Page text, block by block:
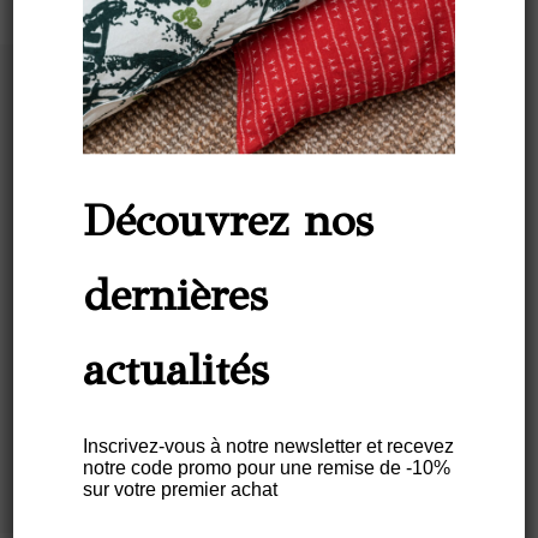
nature brésilienne …
Découvrez nos
dernières
actualités
Inscrivez-vous à notre newsletter et recevez
notre code promo pour une remise de -10%
sur votre premier achat